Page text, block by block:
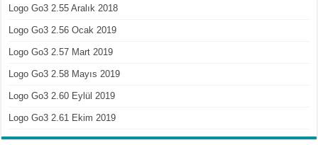
Logo Go3 2.55 Aralık 2018
Logo Go3 2.56 Ocak 2019
Logo Go3 2.57 Mart 2019
Logo Go3 2.58 Mayıs 2019
Logo Go3 2.60 Eylül 2019
Logo Go3 2.61 Ekim 2019